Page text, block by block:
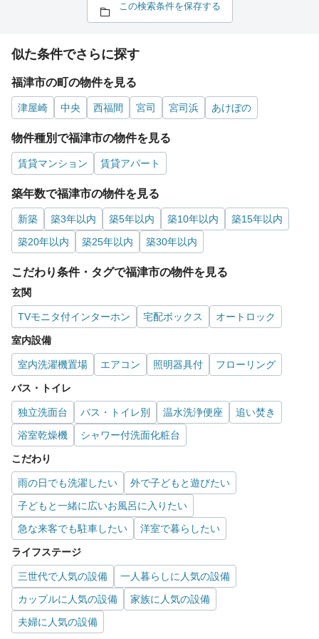
この検索条件を保存する
似た条件でさらに探す
福津市の町の物件を見る
津屋崎 中央 西福間 宮司 宮司浜 あけぼの
物件種別で福津市の物件を見る
賃貸マンション 賃貸アパート
築年数で福津市の物件を見る
新築 築3年以内 築5年以内 築10年以内
築15年以内
築20年以内
築25年以内 築30年以内
こだわり条件・タグで福津市の物件を見る
玄関
TVモニタ付インターホン 宅配ボックス オートロック
室内設備
室内洗濯機置場 エアコン 照明器具付 フローリング
バス・トイレ
独立洗面台 バス・トイレ別 温水洗浄便座
追い焚き
浴室乾燥機
シャワー付洗面化粧台
こだわり
雨の日でも洗濯したい
外で子どもと遊びたい
子どもと一緒に広いお風呂に入りたい
急な来客でも駐車したい
洋室で暮らしたい
ライフステージ
三世代で人気の設備
一人暮らしに人気の設備
カップルに人気の設備
家族に人気の設備
夫婦に人気の設備